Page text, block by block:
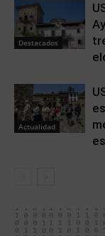
Destacados
Actualidad